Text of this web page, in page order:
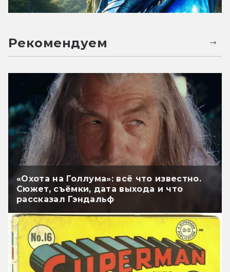
Рекомендуем
«Охота на Голлума»: всё что известно.
Сюжет, съёмки, дата выхода и что
рассказал Гэндальф